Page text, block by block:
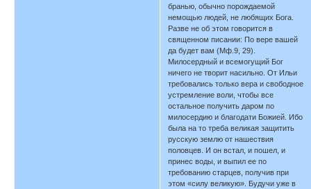
бранью, обычно порождаемой
немощью людей, не любящих Бога.
Разве не об этом говорится в
священном писании: По вере вашей
да будет вам (Мф.9, 29).
Милосердный и всемогущий Бог
ничего не творит насильно. От Ильи
требовались только вера и свободное
устремление воли, чтобы все
остальное получить даром по
милосердию и благодати Божией. Ибо
была на то треба великая защитить
русскую землю от нашествия
половцев. И он встал, и пошел, и
принес воды, и выпил ее по
требованию старцев, получив при
этом «силу великую». Будучи уже в